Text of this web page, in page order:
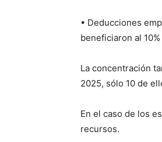
• Deducciones
beneficiaron al
La concentración
2025, sólo 10 de
En el caso de los
recursos.